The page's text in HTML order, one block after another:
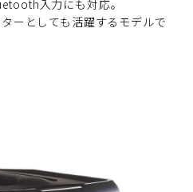
入力にも対応。
ーとしても活躍するモデルで